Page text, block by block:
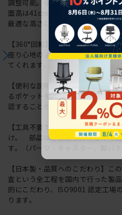
調整可能。小柄な体格の方でも快
面高は41cmから調整可能です。利
最適な高さに調整いただけます。
【360°回転】座ったままくるっ
座り心地のよさで長時間のデスク
てくれます。
【便利な説明書収納ポケット】座
るポケットを用意しています。操
認することができるので便利です。
【工具不要でかんたん組み立て】
け。 部品は差し込むだけなので
す。（パーツ：キャスター、脚バ
【日本製・品質へのこだわり】こ
査という全工程を国内で行った製
的にこだわり、ISO9001 認定工場
ります。